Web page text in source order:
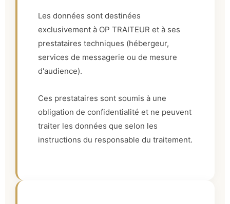
Les données sont destinées
exclusivement à OP TRAITEUR et à ses
prestataires techniques (hébergeur,
services de messagerie ou de mesure
d'audience).
Ces prestataires sont soumis à une
obligation de confidentialité et ne peuvent
traiter les données que selon les
instructions du responsable du traitement.